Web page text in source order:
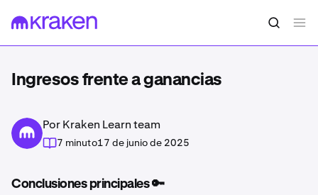
Ingresos frente a ganancias
Por Kraken Learn team
7 minuto17 de junio de 2025
Conclusiones principales 🔑